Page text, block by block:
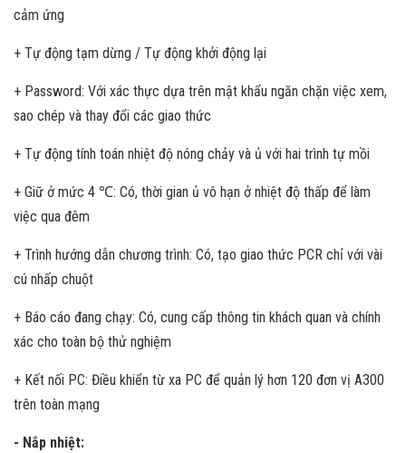
cảm ứng
+ Tự động tạm dừng / Tự động khởi động lại
+ Password: Với xác thực dựa trên mật khẩu ngăn chặn việc xem,
sao chép và thay đổi các giao thức
+ Tự động tính toán nhiệt độ nóng chảy và ủ với hai trình tự mồi
+ Giữ ở mức 4 ℃: Có, thời gian ủ vô hạn ở nhiệt độ thấp để làm
việc qua đêm
+ Trình hướng dẫn chương trình: Có, tạo giao thức PCR chỉ với vài
cú nhấp chuột
+ Báo cáo đang chạy: Có, cung cấp thông tin khách quan và chính
xác cho toàn bộ thử nghiệm
+ Kết nối PC: Điều khiển từ xa PC để quản lý hơn 120 đơn vị A300
trên toàn mạng
- Nắp nhiệt: